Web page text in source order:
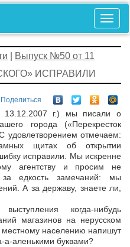
Выпуск №50 от 11
ИСПРАВИЛИ
Поделиться
г.) мы писали о
города («Перекресток
удовлетворением отмечаем:
щитах об открытии
исправили. Мы искренне
агентству и просим не
едкость замечаний: мы
А за державу, знаете ли,
когда-нибудь
магазинов на нерусском
местному населению напишут
а-аленькими буквами?